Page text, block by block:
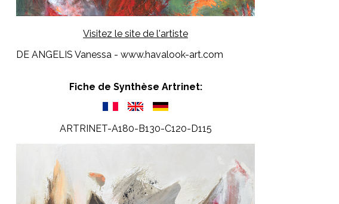
Visitez le site de l'artiste
DE ANGELIS Vanessa - www.havalook-art.com
Fiche de Synthèse Artrinet:
ARTRINET-A180-B130-C120-D115